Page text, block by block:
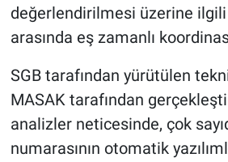
değerlendirilmesi üzerine
arasında eş zamanlı
SGB tarafından yürütülen
MASAK tarafından
analizler neticesinde, çok
numarasının otomatik